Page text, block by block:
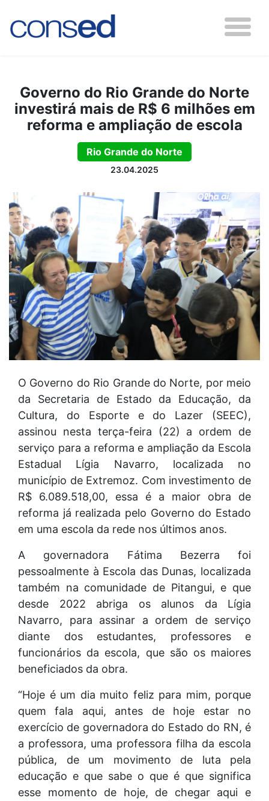
Governo do Rio Grande do Norte
investirá mais de R$ 6 milhões em
reforma e ampliação de escola
Rio Grande do Norte
23.04.2025
O Governo do Rio Grande do Norte, por meio
da Secretaria de Estado da Educação, da
Cultura, do Esporte e do Lazer (SEEC),
assinou nesta terça-feira (22) a ordem de
serviço para a reforma e ampliação da Escola
Estadual Lígia Navarro, localizada no
município de Extremoz. Com investimento de
R$ 6.089.518,00, essa é a maior obra de
reforma já realizada pelo Governo do Estado
em uma escola da rede nos últimos anos.
A governadora Fátima Bezerra foi
pessoalmente à Escola das Dunas, localizada
também na comunidade de Pitangui, e que
desde 2022 abriga os alunos da Lígia
Navarro, para assinar a ordem de serviço
diante dos estudantes, professores e
funcionários da escola, que são os maiores
beneficiados da obra.
“Hoje é um dia muito feliz para mim, porque
quem fala aqui, antes de hoje estar no
exercício de governadora do Estado do RN, é
a professora, uma professora filha da escola
pública, de um movimento de luta pela
educação e que sabe o que é que significa
esse momento de hoje, de chegar aqui e